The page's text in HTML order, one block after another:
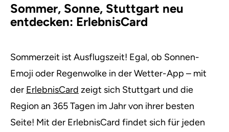
Sommer, Sonne, Stuttgart neu
entdecken: ErlebnisCard
Sommerzeit ist Ausflugszeit! Egal, ob Sonnen-
Emoji oder Regenwolke in der Wetter-App – mit
der ErlebnisCard zeigt sich Stuttgart und die
Region an 365 Tagen im Jahr von ihrer besten
Seite! Mit der ErlebnisCard findet sich für jeden